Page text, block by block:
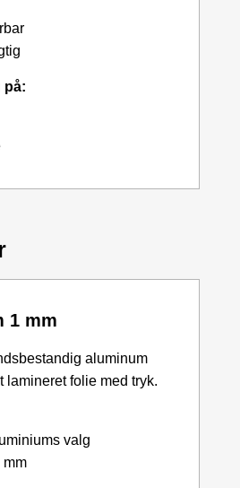
på:
1 mm
aluminum
lamineret folie med tryk.
valg
mm